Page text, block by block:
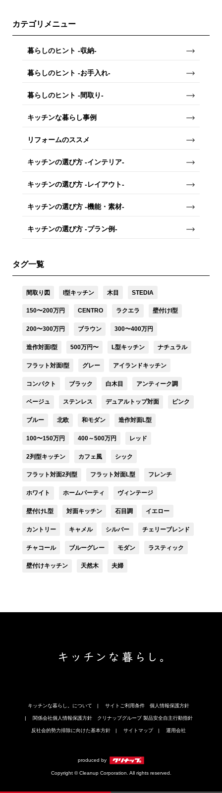
カテゴリメニュー
暮らしのヒント -収納-
暮らしのヒント -お手入れ-
暮らしのヒント -間取り-
キッチンな暮らし事例
リフォームのススメ
キッチンの選び方 -インテリア-
キッチンの選び方 -レイアウト-
キッチンの選び方 -機能・素材-
キッチンの選び方 -プラン例-
タグ一覧
間取り図 I型キッチン 木目 STEDIA
150〜200万円 CENTRO ラクエラ 壁付けI型
200〜300万円 ブラウン 300〜400万円
造作対面I型 500万円〜 L型キッチン ナチュラル
フラット対面I型 グレー アイランドキッチン
コンパクト ブラック 白木目 アンティーク調
ベージュ ステンレス デュアルトップ対面 ピンク
ブルー 北欧 和モダン 造作対面L型
100〜150万円 400～500万円 レッド
2列型キッチン カフェ風 シック
フラット対面2列型 フラット対面L型 フレンチ
ホワイト ホームパーティ ヴィンテージ
壁付けL型 対面キッチン 石目調 イエロー
カントリー キャメル シルバー チェリーブレンド
チャコール ブルーグレー モダン ラスティック
壁付けキッチン 天然木 夫婦
キッチンな暮らし。について サイトご利用条件 個人情報保護方針
関係会社個人情報保護方針 クリナップグループ 製品安全自主行動指針
反社会的勢力排除に向けた基本方針 サイトマップ 運用会社
produced by
Copyright © Cleanup Corporation. All rights reserved.